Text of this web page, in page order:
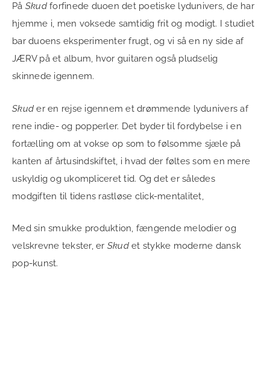
På Skud forfinede duoen det poetiske lydunivers, de har
hjemme i, men voksede samtidig frit og modigt. I studiet
bar duoens eksperimenter frugt, og vi så en ny side af
JÆRV på et album, hvor guitaren også pludselig
skinnede igennem.
Skud er en rejse igennem et drømmende lydunivers af
rene indie- og popperler. Det byder til fordybelse i en
fortælling om at vokse op som to følsomme sjæle på
kanten af årtusindskiftet, i hvad der føltes som en mere
uskyldig og ukompliceret tid. Og det er således
modgiften til tidens rastløse click-mentalitet,
Med sin smukke produktion, fængende melodier og
velskrevne tekster, er Skud et stykke moderne dansk
pop-kunst.